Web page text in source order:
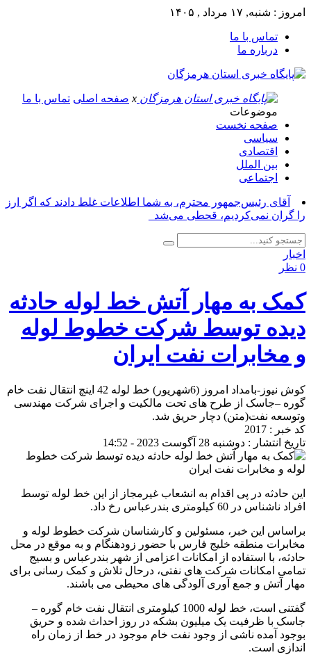
امروز : شنبه, ۱۷ مرداد , ۱۴۰۵
تماس با ما
درباره ما
x صفحه اصلی تماس با ما
موضوعات
صفحه نخست
سیاسی
اقتصادی
بین الملل
اجتماعی
آقای رئیس‌جمهور محترم، به شما اطلاعات غلط دادند که اگر ارز
را گران نمی‌کردیم، قحطی می‌شد_
اخبار
0 نظر
کمک به مهار آتش خط لوله حادثه
دیده توسط شرکت خطوط لوله
و مخابرات نفت ایران
کوش نیوز-بامداد امروز (6شهریور) خط لوله 42 اینچ انتقال نفت خام
گوره –جاسک از طرح های تحت مالکیت و اجرای شرکت مهندسی
وتوسعه نفت(متن) دچار حریق شد.
کد خبر : 2017
تاریخ انتشار : دوشنبه 28 آگوست 2023 - 14:52
این حادثه در پی اقدام به انشعاب غیرمجاز از این خط لوله توسط
افراد ناشناس در 60 کیلومتری بندرعباس رخ داد.
براساس این خبر، مسئولین و کارشناسان شرکت خطوط لوله و
مخابرات منطقه خلیج فارس با حضور زودهنگام و به موقع در محل
حادثه، با استفاده از امکانات اعزامی از شهر بندرعباس و بسیج
تمامی امکانات شرکت های نفتی، درحال تلاش و کمک رسانی برای
مهار آتش و جمع آوری آلودگی های محیطی می باشند.
گفتنی است، خط لوله 1000 کیلومتری انتقال نفت خام گوره –
جاسک با ظرفیت یک میلیون بشکه در روز احداث شده و حریق
بوجود آمده ناشی از وجود نفت خام موجود در خط از زمان راه
اندازی است.